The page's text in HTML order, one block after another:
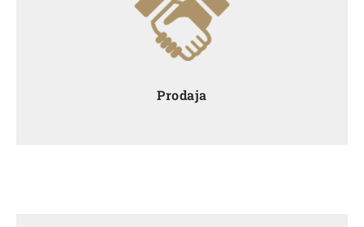
Prodaja
otpadom utječemo na smanjenje nastanka svih
vrsta otpada u proizvodnom procesu kao i njegovo
pravilno zbrinjavanje